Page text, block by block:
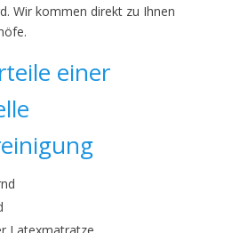
Wir kommen direkt zu Ihnen
einer